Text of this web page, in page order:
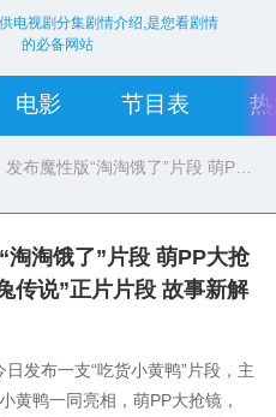
电视剧分集剧情介绍,是您看剧情
的必备网站
电影 节目表
魔性版“淘淘饿了”片段 萌PP大抢镜
淘淘饿了”片段 萌PP大抢
传说”正片片段 故事新解
发布一支“吃货小黄鸭”片段，主
黄鸭一同亮相，萌PP大抢镜，